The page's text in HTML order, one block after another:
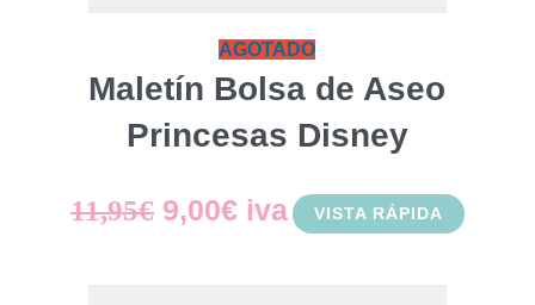
AGOTADO
Maletín Bolsa de Aseo
Princesas Disney
11,95€ El
9,00€Eliva VISTA RÁPIDA